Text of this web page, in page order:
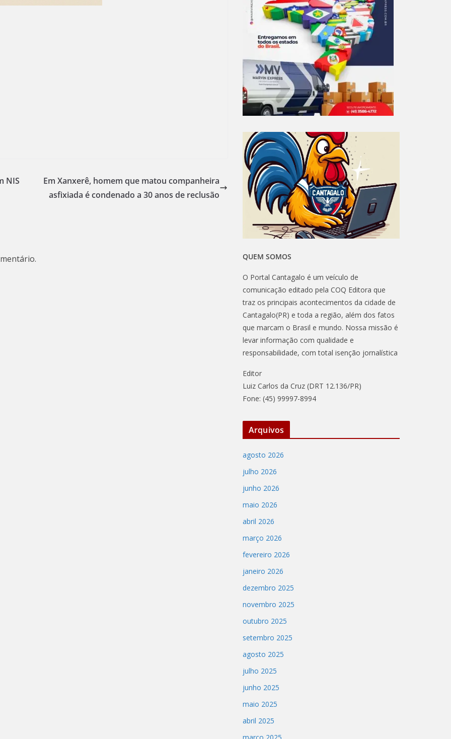
NIS
Em Xanxerê, homem que matou companheira
asfixiada é condenado a 30 anos de reclusão
QUEM SOMOS
O Portal Cantagalo é um veículo de
comunicação editado pela COQ Editora que
traz os principais acontecimentos da cidade de
Cantagalo(PR) e toda a região, além dos fatos
que marcam o Brasil e mundo. Nossa missão é
levar informação com qualidade e
responsabilidade, com total isenção jornalística
Editor
Luiz Carlos da Cruz (DRT 12.136/PR)
Fone: (45) 99997-8994
Arquivos
agosto 2026
julho 2026
junho 2026
maio 2026
abril 2026
março 2026
fevereiro 2026
janeiro 2026
dezembro 2025
novembro 2025
outubro 2025
setembro 2025
agosto 2025
julho 2025
junho 2025
maio 2025
abril 2025